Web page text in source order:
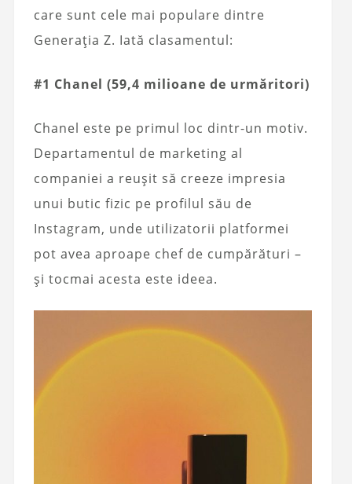
care sunt cele mai populare dintre
Generația Z. Iată clasamentul:
#1 Chanel (59,4 milioane de urmăritori)
Chanel este pe primul loc dintr-un motiv.
Departamentul de marketing al
companiei a reușit să creeze impresia
unui butic fizic pe profilul său de
Instagram, unde utilizatorii platformei
pot avea aproape chef de cumpărături –
și tocmai acesta este ideea.